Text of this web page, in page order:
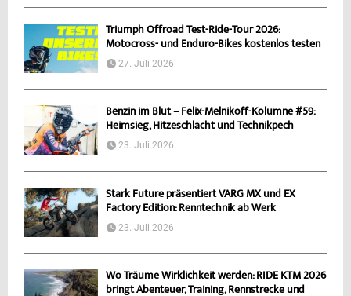
Triumph Offroad Test-Ride-Tour 2026:
Motocross- und Enduro-Bikes kostenlos testen
27. Juli 2026
Benzin im Blut – Felix-Melnikoff-Kolumne #59:
Heimsieg, Hitzeschlacht und Technikpech
23. Juli 2026
Stark Future präsentiert VARG MX und EX
Factory Edition: Renntechnik ab Werk
23. Juli 2026
Wo Träume Wirklichkeit werden: RIDE KTM 2026
bringt Abenteuer, Training, Rennstrecke und